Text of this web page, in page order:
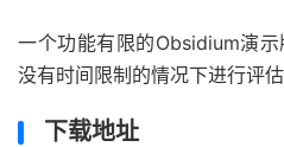
一个功能有限的Obsidium演
没有时间限制的情况下进行评估
下载地址